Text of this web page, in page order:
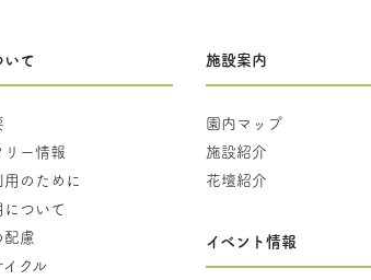
て
ー情報
のために
ついて
慮
クル
施設案内
園内マップ
施設紹介
花壇紹介
イベント情報